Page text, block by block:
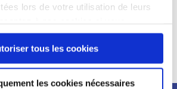
lors de votre utilisation de leurs
notre site Web.
tous les cookies
les cookies nécessaires